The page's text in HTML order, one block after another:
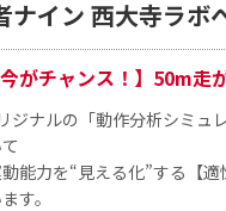
ナイン 西大寺ラボ
今がチャンス！】50m走
ジナルの「動作分析シミュ
能力を“見える化”する【適
す。